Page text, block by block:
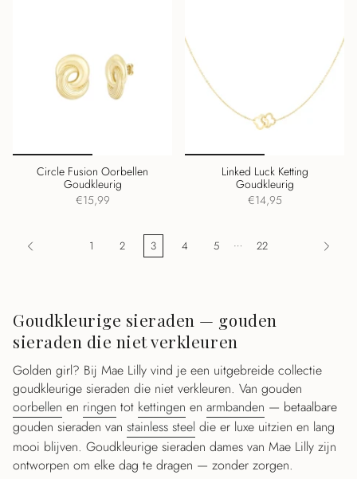
Circle Fusion Oorbellen
Goudkleurig
€15,99
Linked Luck Ketting
Goudkleurig
€14,95
1 2 3 4 5 … 22
Goudkleurige sieraden — gouden
sieraden die niet verkleuren
Golden girl? Bij Mae Lilly vind je een uitgebreide collectie
goudkleurige sieraden die niet verkleuren. Van gouden
oorbellen en ringen tot kettingen en armbanden — betaalbare
gouden sieraden van stainless steel die er luxe uitzien en lang
mooi blijven. Goudkleurige sieraden dames van Mae Lilly zijn
ontworpen om elke dag te dragen — zonder zorgen.